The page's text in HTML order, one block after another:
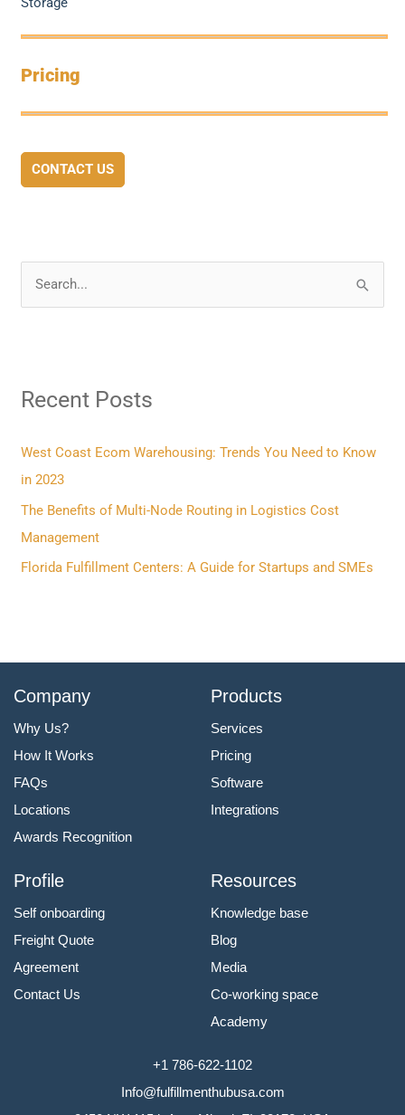
Pricing
CONTACT US
c
f
o
r
:
Recent Posts
West Coast Ecom Warehousing: Trends You Need to Know
in 2023
The Benefits of Multi-Node Routing in Logistics Cost
Management
Florida Fulfillment Centers: A Guide for Startups and SMEs
Company
Why Us?
How It Works
FAQs
Locations
Awards Recognition
Products
Services
Pricing
Software
Integrations
Profile
Self onboarding
Freight Quote
Agreement
Contact Us
Resources
Knowledge base
Blog
Media
Co-working space
Academy
+1 786-622-1102
Info@fulfillmenthubusa.com